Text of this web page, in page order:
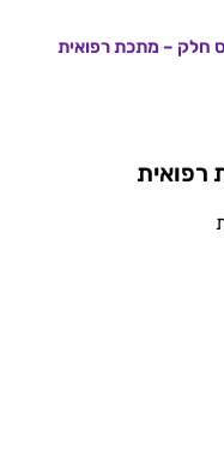
חלק – מתכת רפואית
רפואית